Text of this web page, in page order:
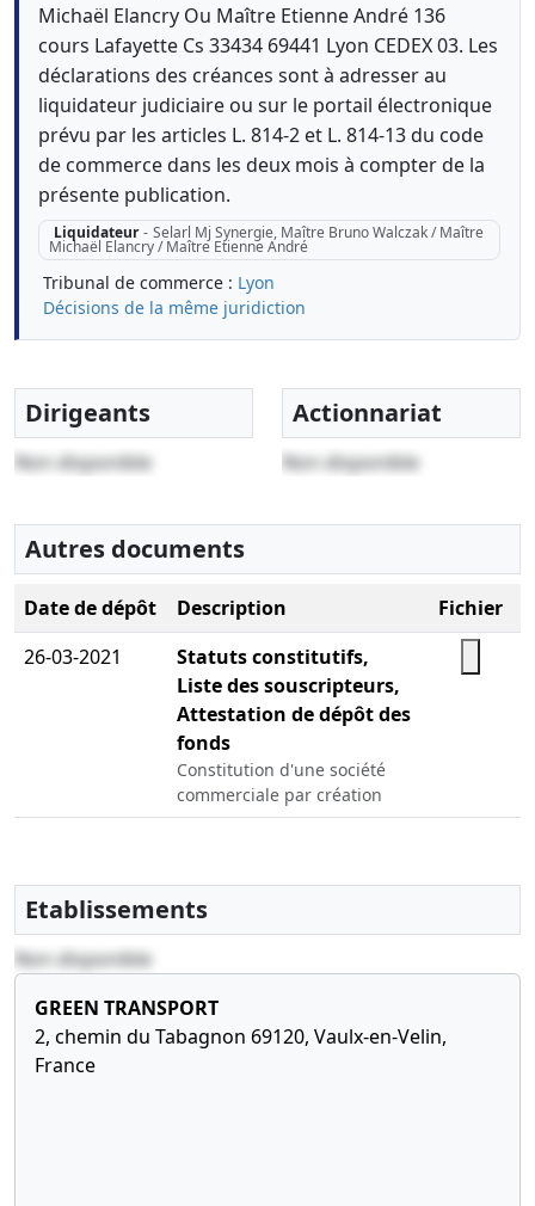
Michaël Elancry Ou Maître Etienne André 136
cours Lafayette Cs 33434 69441 Lyon CEDEX 03. Les
déclarations des créances sont à adresser au
liquidateur judiciaire ou sur le portail électronique
prévu par les articles L. 814-2 et L. 814-13 du code
de commerce dans les deux mois à compter de la
présente publication.
Liquidateur - Selarl Mj Synergie, Maître Bruno Walczak / Maître
Michaël Elancry / Maître Etienne André
Tribunal de commerce : Lyon
Décisions de la même juridiction
Dirigeants
Non disponible
Actionnariat
Non disponible
Autres documents
Date de dépôt Description
Fichier
26-03-2021
Statuts constitutifs,
Liste des souscripteurs,
Attestation de dépôt des
fonds
Constitution d'une société
commerciale par création
Etablissements
Non disponible
GREEN TRANSPORT
2, chemin du Tabagnon 69120, Vaulx-en-Velin,
France